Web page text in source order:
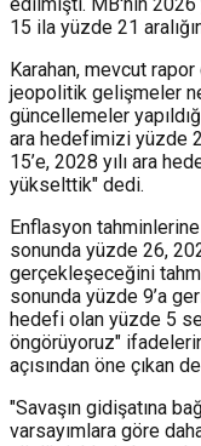
15 ila yüzde 21
Karahan, mevcut
jeopolitik gelişmeler
güncellemeler
ara hedefimizi yüzde
15’e, 2028 yılı ara
yükselttik" dedi.
Enflasyon
sonunda yüzde 26,
gerçekleşeceğini
sonunda yüzde 9’a
hedefi olan yüzde 5
öngörüyoruz"
açısından öne çıkan
"Savaşın gidişatına
varsayımlara göre